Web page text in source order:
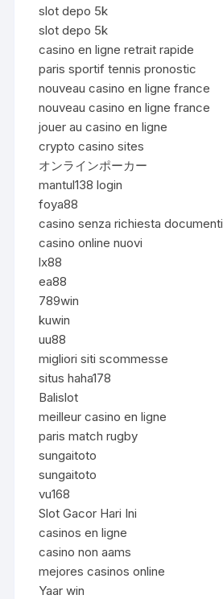
slot depo 5k
slot depo 5k
casino en ligne retrait rapide
paris sportif tennis pronostic
nouveau casino en ligne france
nouveau casino en ligne france
jouer au casino en ligne
crypto casino sites
オンラインポーカー
mantul138 login
foya88
casino senza richiesta documenti
casino online nuovi
lx88
ea88
789win
kuwin
uu88
migliori siti scommesse
situs haha178
Balislot
meilleur casino en ligne
paris match rugby
sungaitoto
sungaitoto
vu168
Slot Gacor Hari Ini
casinos en ligne
casino non aams
mejores casinos online
Yaar win